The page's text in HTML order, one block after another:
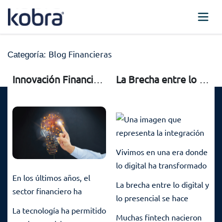
Categoría: Blog Financieras
Innovación Financiera: Transformando el Futuro del Dinero
En los últimos años, el
sector financiero ha
transformación sin
La tecnología ha permitido
La Brecha entre lo Digital y lo Presencial: Es momento de digitalizar el proceso de campo
Vivimos en una era donde
lo digital ha transformado
nuestra vida diaria. Desde
cómo compramos hasta
cómo trabajamos, la
La brecha entre lo digital y
lo presencial se hace
Muchas fintech nacieron